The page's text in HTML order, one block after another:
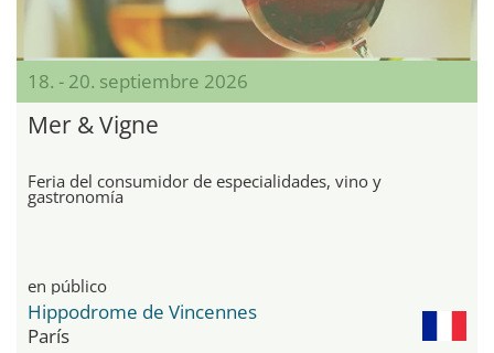
18. - 20. septiembre 2026
Mer & Vigne
Feria del consumidor de especialidades, vino y
gastronomía
en público
Hippodrome de Vincennes
París